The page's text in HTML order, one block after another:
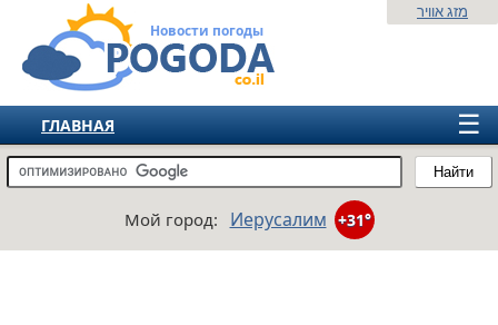
Новости погоды
Найти
מזג אוויר
☰
ГЛАВНАЯ
ИЗРАИЛЬ
ЕВРОПА
Мой город: Иерусалим +31°